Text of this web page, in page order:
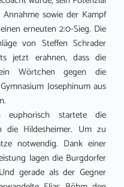
sowie der Kampf
erneuten 2:0-Sieg. Die
von Steffen Schrader
jetzt erahnen, dass die
Wörtchen gegen die
Josephinum aus
euphorisch startete die
die Hildesheimer. Um zu
notwendig. Dank einer
lagen die Burgdorfer
gerade als der Gegner